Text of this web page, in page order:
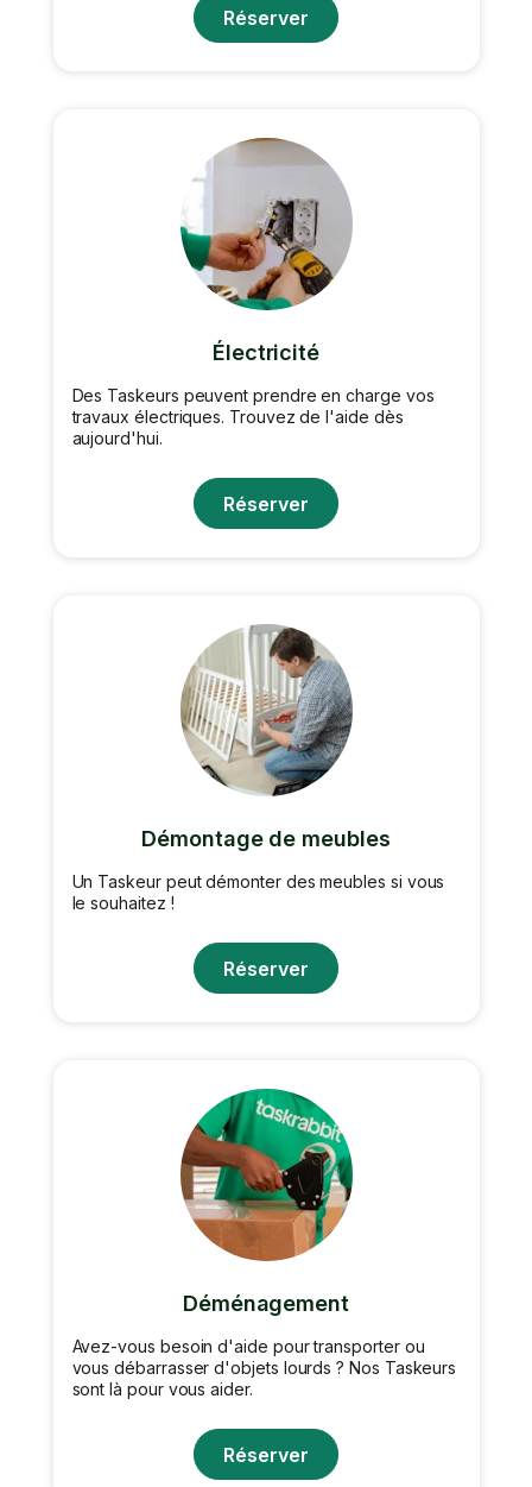
Réserver
Électricité
Des Taskeurs peuvent prendre en charge vos
travaux électriques. Trouvez de l'aide dès
aujourd'hui.
Réserver
Démontage de meubles
Un Taskeur peut démonter des meubles si vous
le souhaitez !
Réserver
Déménagement
Avez-vous besoin d'aide pour transporter ou
vous débarrasser d'objets lourds ? Nos Taskeurs
sont là pour vous aider.
Réserver